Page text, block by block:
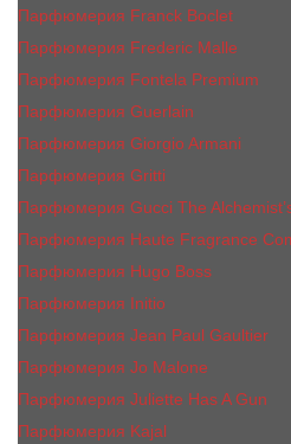
Парфюмерия Franck Boclet
Парфюмерия Frеderic Mаlle
Парфюмерия Fontela Premium
Парфюмерия Guerlain
Парфюмерия Giorgio Armani
Парфюмерия Gritti
Парфюмерия Gucci The
Парфюмерия Haute Fragrance
Парфюмерия Hugo Boss
Парфюмерия Initio
Парфюмерия Jean Paul Gaultier
Парфюмерия Jо Malоnе
Парфюмерия Juliette Has A Gun
Парфюмерия Kajal